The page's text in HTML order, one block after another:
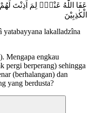
عَفَا اللّٰهُ عَنْكَۚ لِمَ اَذِنْتَ لَهُمْ
الْكٰذِبِيْنَ
yatabayyana lakalladzîna
Mengapa engkau
pergi berperang) sehingga
(berhalangan) dan
yang berdusta?